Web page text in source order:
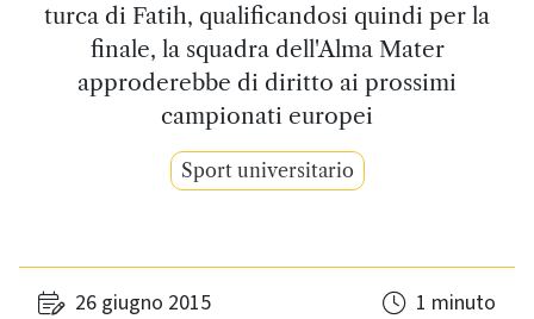
turca di Fatih, qualificandosi quindi per la
finale, la squadra dell'Alma Mater
approderebbe di diritto ai prossimi
campionati europei
Sport universitario
26 giugno 2015 1 minuto